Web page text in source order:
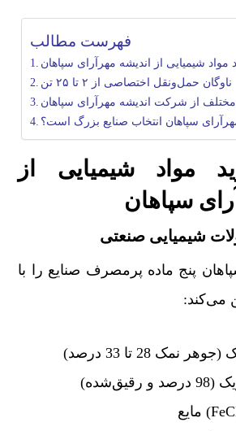
فهرست مطالب
مواد شیمیایی از اندیشه مهرآرای سپاهان
ناوگان حمل‌ونقل اختصاصی از ۲ تا ۲۵ تن
مختلف از شرکت اندیشه مهرآرای سپاهان
سپاهان انتخاب صنایع بزرگ است؟
مواد شیمیایی از
سپاهان
شیمیایی صنعتی
پنج ماده پرمصرف صنایع را با
می‌کند:
نمک 28 تا 33 درصد)